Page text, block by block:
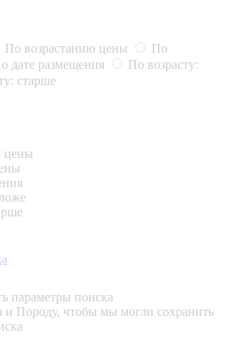
По возрастанию цены
По
дате размещения
По возрасту:
старше
цены
параметры поиска
Породу, чтобы мы могли сохранить